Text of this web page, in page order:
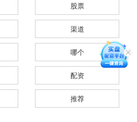
股票
渠道
哪个
配资
推荐